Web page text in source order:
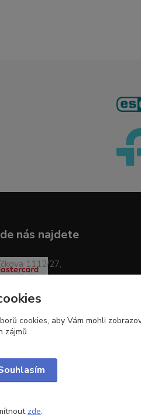
nás najdete
1112/27,
Ústí nad Labem-město
cookies, aby Vám mohli
zájmů.
zde.